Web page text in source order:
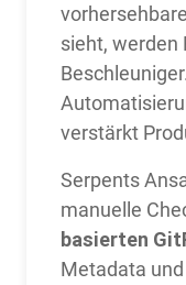
sieht, werden
Beschleuniger.
verstärkt
Serpents
manuelle
basierten
Metadata